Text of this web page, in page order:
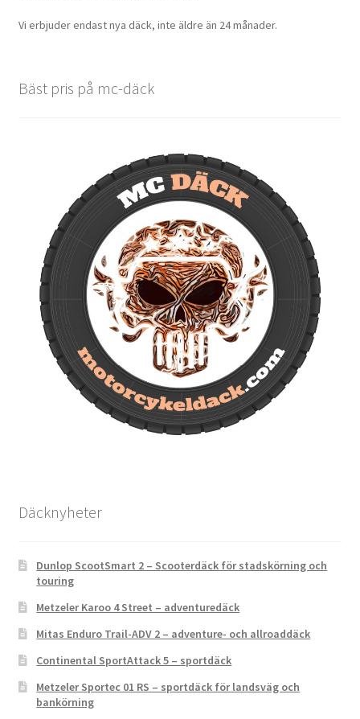
Vi erbjuder endast nya däck, inte äldre än 24 månader.
Bäst pris på mc-däck
Däcknyheter
Dunlop ScootSmart 2 – Scooterdäck för stadskörning och
touring
Metzeler Karoo 4 Street – adventuredäck
Mitas Enduro Trail-ADV 2 – adventure- och allroaddäck
Continental SportAttack 5 – sportdäck
Metzeler Sportec 01 RS – sportdäck för landsväg och
bankörning